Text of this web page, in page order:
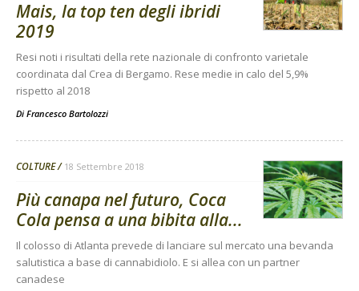
Mais, la top ten degli ibridi
2019
Resi noti i risultati della rete nazionale di confronto varietale
coordinata dal Crea di Bergamo. Rese medie in calo del 5,9%
rispetto al 2018
Di Francesco Bartolozzi
COLTURE 18 Settembre 2018
Più canapa nel futuro, Coca
Cola pensa a una bibita alla...
Il colosso di Atlanta prevede di lanciare sul mercato una bevanda
salutistica a base di cannabidiolo. E si allea con un partner
canadese